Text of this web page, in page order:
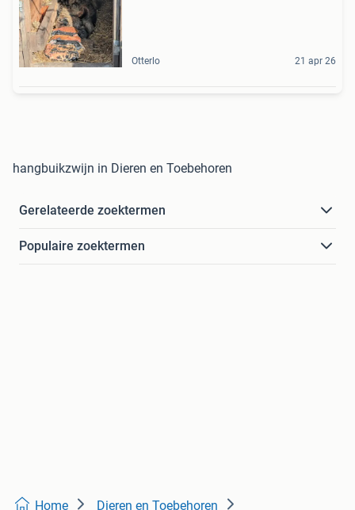
Otterlo 21 apr 26
hangbuikzwijn in Dieren en Toebehoren
Gerelateerde zoektermen
Populaire zoektermen
Home Dieren en Toebehoren